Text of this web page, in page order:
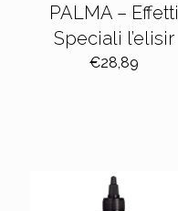
PALMA – Effetti
Speciali l’elisir
€28,89